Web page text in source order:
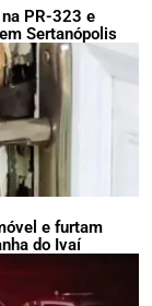
PR-323 e
Sertanópolis
e furtam
do Ivaí